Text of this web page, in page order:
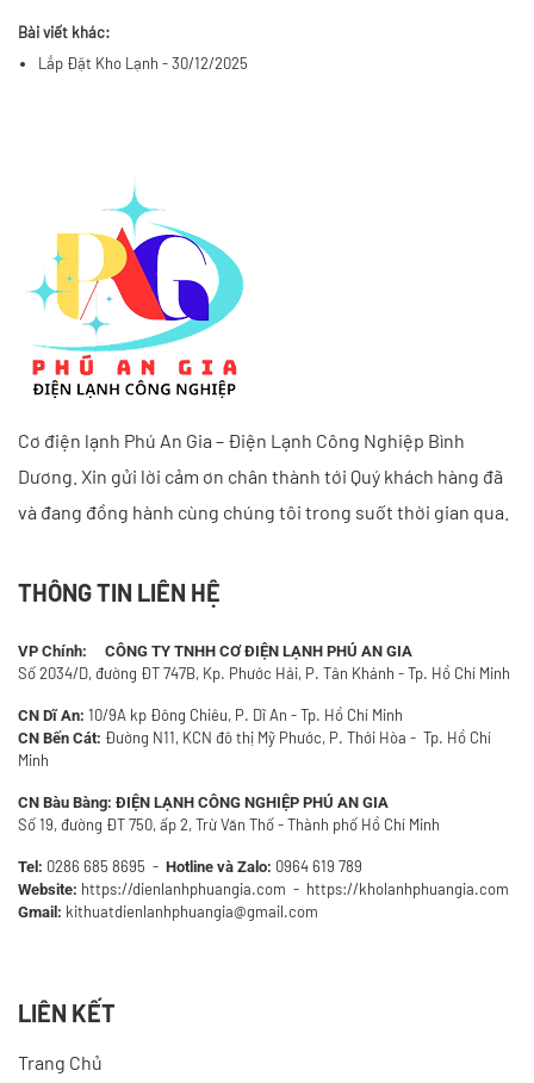
Bài viết khác:
Lắp Đặt Kho Lạnh - 30/12/2025
Cơ điện lạnh Phú An Gia – Điện Lạnh Công Nghiệp Bình
Dương. Xin gửi lời cảm ơn chân thành tới Quý khách hàng đã
và đang đồng hành cùng chúng tôi trong suốt thời gian qua.
THÔNG TIN LIÊN HỆ
VP Chính: CÔNG TY TNHH CƠ ĐIỆN LẠNH PHÚ AN GIA
Số 2034/D, đường ĐT 747B, Kp. Phước Hải, P. Tân Khánh - Tp. Hồ Chí Minh
CN Dĩ An: 10/9A kp Đông Chiêu, P. Dĩ An - Tp. Hồ Chí Minh
CN Bến Cát: Đường N11, KCN đô thị Mỹ Phước, P. Thới Hòa - Tp. Hồ Chí
Minh
CN Bàu Bàng: ĐIỆN LẠNH CÔNG NGHIỆP PHÚ AN GIA
Số 19, đường ĐT 750, ấp 2, Trừ Văn Thố - Thành phố Hồ Chí Minh
Tel: 0286 685 8695 - Hotline và Zalo: 0964 619 789
Website: https://dienlanhphuangia.com - https://kholanhphuangia.com
Gmail: kithuatdienlanhphuangia@gmail.com
LIÊN KẾT
Trang Chủ